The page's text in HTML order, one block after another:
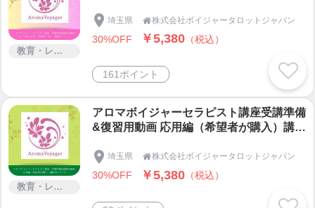
教育・レッスン・講習
埼玉県 株式会社ボイジャータロットジャパン
30%OFF ￥5,380 （税込）
161ポイント
教育・レッスン・講習
アロマボイジャーセラピスト講座受講準備
&復習用動画 応用編（希望者が購入）講師
埼玉県 株式会社ボイジャータロットジャパン
30%OFF ￥5,380 （税込）